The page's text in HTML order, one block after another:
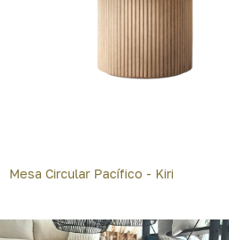
Mesa Circular Pacífico - Kiri